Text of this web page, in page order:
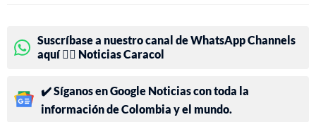
Suscríbase a nuestro canal de WhatsApp Channels
aquí 👉🏻 Noticias Caracol
✔️ Síganos en Google Noticias con toda la
información de Colombia y el mundo.